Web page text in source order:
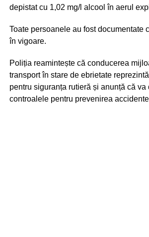
depistat cu 1,02 mg/l alcool în aerul
Toate persoanele au fost documentate
în vigoare.
Poliția reamintește că conducerea
transport în stare de ebrietate
pentru siguranța rutieră și anunță că va
controalele pentru prevenirea